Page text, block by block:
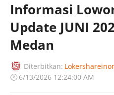
Informasi
Update JUNI
Medan
Diterbitkan:
🕐 6/13/2026 12:24:00 AM